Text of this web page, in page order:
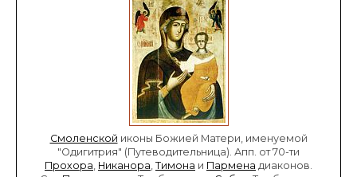
Смоленской иконы Божией Матери, именуемой
"Одигитрия" (Путеводительница). Апп. от 70-ти
Прохора, Никанора, Тимона и Пармена диаконов.